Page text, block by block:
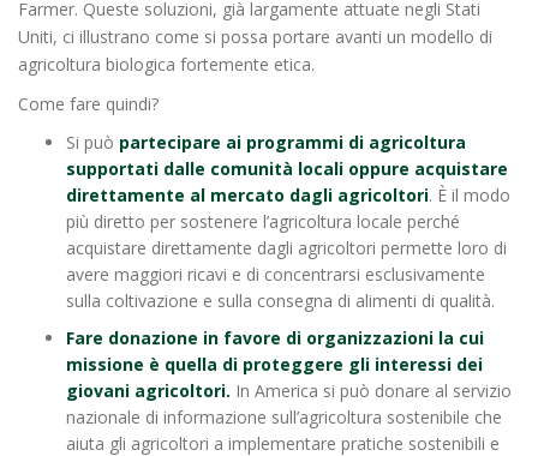
Farmer. Queste soluzioni, già largamente attuate negli Stati
Uniti, ci illustrano come si possa portare avanti un modello di
agricoltura biologica fortemente etica.
Come fare quindi?
Si può partecipare ai programmi di agricoltura
supportati dalle comunità locali oppure acquistare
direttamente al mercato dagli agricoltori. È il modo
più diretto per sostenere l’agricoltura locale perché
acquistare direttamente dagli agricoltori permette loro di
avere maggiori ricavi e di concentrarsi esclusivamente
sulla coltivazione e sulla consegna di alimenti di qualità.
Fare donazione in favore di organizzazioni la cui
missione è quella di proteggere gli interessi dei
giovani agricoltori. In America si può donare al servizio
nazionale di informazione sull’agricoltura sostenibile che
aiuta gli agricoltori a implementare pratiche sostenibili e